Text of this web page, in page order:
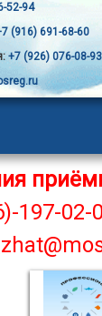
52-94
(916) 691-68-60
+7 (926) 076-08-93
197-02-